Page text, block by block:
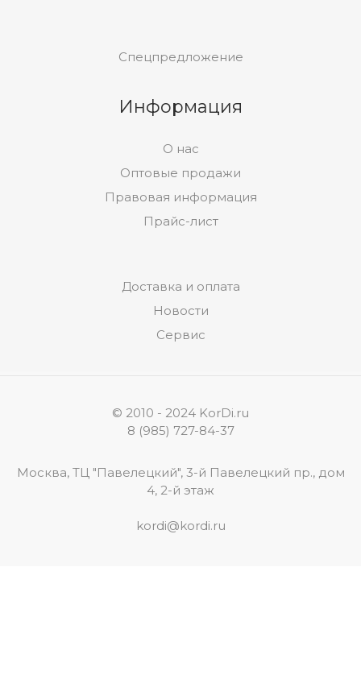
Спецпредложение
Информация
О нас
Оптовые продажи
Правовая информация
Прайс-лист
Доставка и оплата
Новости
Сервис
© 2010 - 2024 KorDi.ru
8 (985) 727-84-37
Москва, ТЦ "Павелецкий", 3-й Павелецкий пр., дом
4, 2-й этаж
kordi@kordi.ru